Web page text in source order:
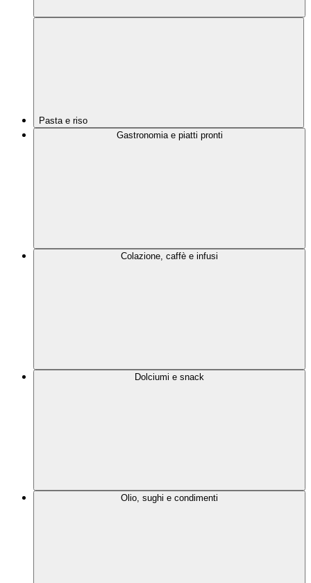
Pasta e riso
Gastronomia e piatti pronti
Colazione, caffè e infusi
Dolciumi e snack
Olio, sughi e condimenti